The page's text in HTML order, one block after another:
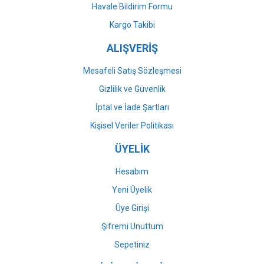
Gönder
Havale Bildirim Formu
Kargo Takibi
ALIŞVERİŞ
Mesafeli Satış Sözleşmesi
Gizlilik ve Güvenlik
İptal ve İade Şartları
Kişisel Veriler Politikası
ÜYELİK
Hesabım
Yeni Üyelik
Üye Girişi
Şifremi Unuttum
Sepetiniz